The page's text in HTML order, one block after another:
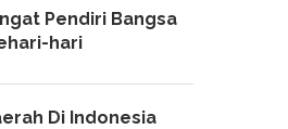
Pendiri Bangsa
hari
Di Indonesia